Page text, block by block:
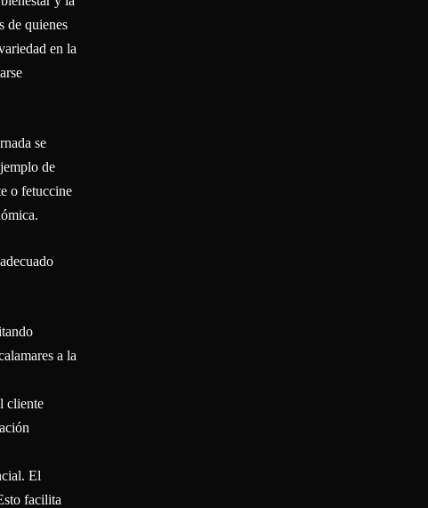
de quienes
en la
se
de
o fetuccine
a la
cliente
El
facilita